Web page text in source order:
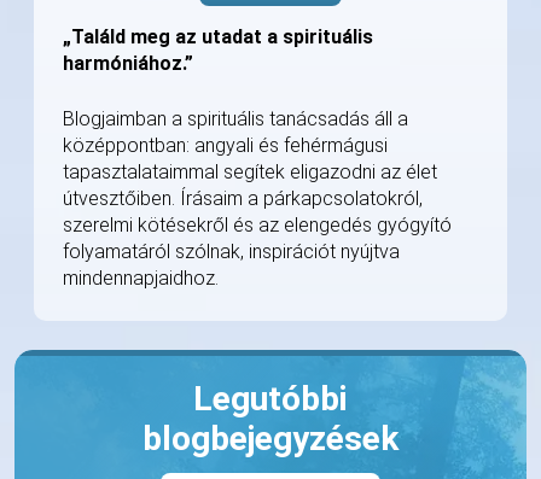
„Találd meg az utadat a spirituális
harmóniához.”
Blogjaimban a spirituális tanácsadás áll a
középpontban: angyali és fehérmágusi
tapasztalataimmal segítek eligazodni az élet
útvesztőiben. Írásaim a párkapcsolatokról,
szerelmi kötésekről és az elengedés gyógyító
folyamatáról szólnak, inspirációt nyújtva
mindennapjaidhoz.
Legutóbbi
blogbejegyzések